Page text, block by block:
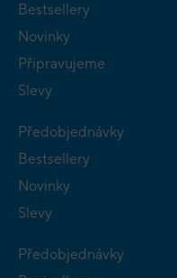
Bestsellery
Novinky
Připravujeme
Slevy
Předobjednávky
Bestsellery
Novinky
Slevy
Předobjednávky